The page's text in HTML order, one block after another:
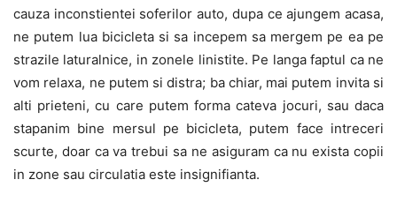
cauza inconstientei soferilor auto, dupa ce ajungem acasa,
ne putem lua bicicleta si sa incepem sa mergem pe ea pe
strazile laturalnice, in zonele linistite. Pe langa faptul ca ne
vom relaxa, ne putem si distra; ba chiar, mai putem invita si
alti prieteni, cu care putem forma cateva jocuri, sau daca
stapanim bine mersul pe bicicleta, putem face intreceri
scurte, doar ca va trebui sa ne asiguram ca nu exista copii
in zone sau circulatia este insignifianta.